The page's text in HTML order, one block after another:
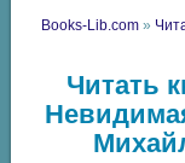
Books-Lib.com »
Читать